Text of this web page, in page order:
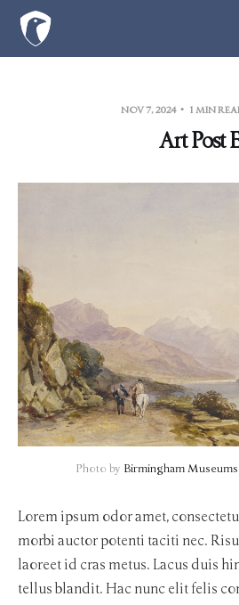
NOV 7, 2024 1 MIN
Art Post E
Photo by Birmingham
Lorem ipsum odor amet,
morbi auctor potenti taciti nec.
laoreet id cras metus. Lacus duis
tellus blandit. Hac nunc elit felis